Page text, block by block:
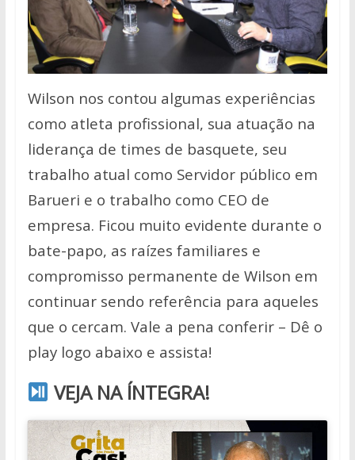
Wilson nos contou algumas experiências
como atleta profissional, sua atuação na
liderança de times de basquete, seu
trabalho atual como Servidor público em
Barueri e o trabalho como CEO de
empresa. Ficou muito evidente durante o
bate-papo, as raízes familiares e
compromisso permanente de Wilson em
continuar sendo referência para aqueles
que o cercam. Vale a pena conferir – Dê o
play logo abaixo e assista!
VEJA NA ÍNTEGRA!